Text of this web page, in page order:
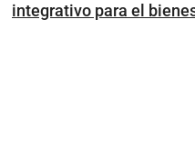
integrativo para el